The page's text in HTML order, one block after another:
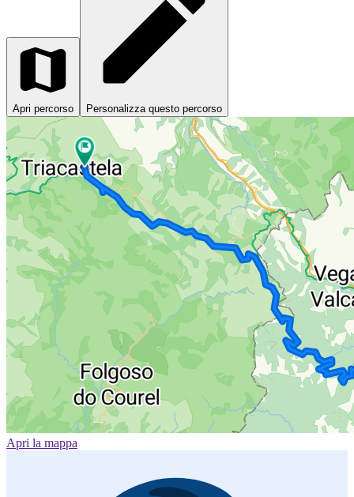
Apri percorso Personalizza questo percorso
Apri la mappa